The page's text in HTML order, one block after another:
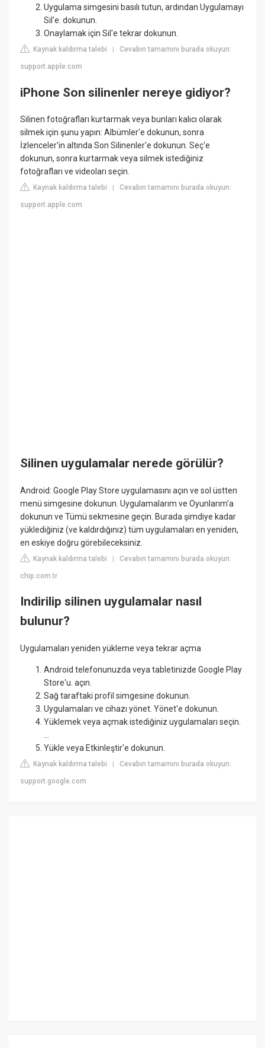
Uygulama simgesini basılı tutun, ardından Uygulamayı
Sil'e. dokunun.
Onaylamak için Sil'e tekrar dokunun.
Kaynak kaldırma talebi |Cevabın tamamını burada okuyun:
support.apple.com
iPhone Son silinenler nereye gidiyor?
Silinen fotoğrafları kurtarmak veya bunları kalıcı olarak
silmek için şunu yapın: Albümler'e dokunun, sonra
İzlenceler'in altında Son Silinenler'e dokunun. Seç'e
dokunun, sonra kurtarmak veya silmek istediğiniz
fotoğrafları ve videoları seçin.
Kaynak kaldırma talebi |Cevabın tamamını burada okuyun:
support.apple.com
Silinen uygulamalar nerede görülür?
Android: Google Play Store uygulamasını açın ve sol üstten
menü simgesine dokunun. Uygulamalarım ve Oyunlarım'a
dokunun ve Tümü sekmesine geçin. Burada şimdiye kadar
yüklediğiniz (ve kaldırdığınız) tüm uygulamaları en yeniden,
en eskiye doğru görebileceksiniz.
Kaynak kaldırma talebi |Cevabın tamamını burada okuyun:
chip.com.tr
Indirilip silinen uygulamalar nasıl
bulunur?
Uygulamaları yeniden yükleme veya tekrar açma
Android telefonunuzda veya tabletinizde Google Play
Store'u. açın.
Sağ taraftaki profil simgesine dokunun.
Uygulamaları ve cihazı yönet. Yönet'e dokunun.
Yüklemek veya açmak istediğiniz uygulamaları seçin.
Yükle veya Etkinleştir'e dokunun.
Kaynak kaldırma talebi |Cevabın tamamını burada okuyun:
support.google.com